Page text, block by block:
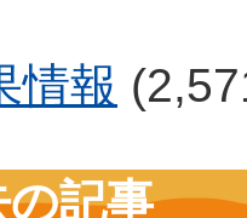
情報
記事